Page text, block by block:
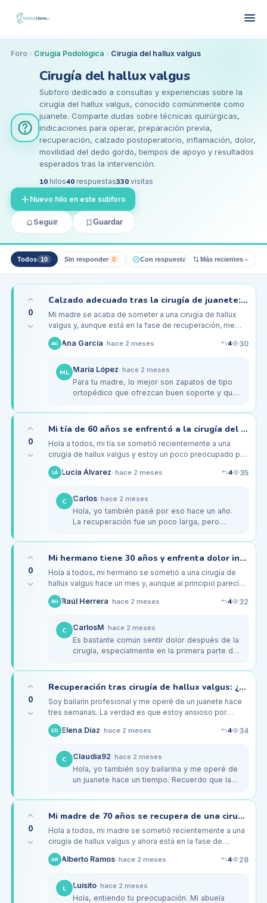
Foro Cirugía Podológica Cirugía del hallux valgus
Cirugía del hallux valgus
Subforo dedicado a consultas y experiencias sobre la
cirugía del hallux valgus, conocido comúnmente como
juanete. Comparte dudas sobre técnicas quirúrgicas,
indicaciones para operar, preparación previa,
recuperación, calzado postoperatorio, inflamación, dolor,
movilidad del dedo gordo, tiempos de apoyo y resultados
esperados tras la intervención.
10hilos40respuestas330visitas
Nuevo hilo en este subforo
Seguir Guardar
Todos 10 Sin responder 0 Con respuesta pro 0 Resueltos
Más recientes
0
Calzado adecuado tras la cirugía de juanete: ¿cuáles elegir para mi madre de 70 años?
Mi madre se acaba de someter a una cirugía de hallux
valgus y, aunque está en la fase de recuperación, me
preocupa qué tipo de calzado debe usar para no
lastimarse. Ella tiene 70…
AG Ana García· hace 2 meses 4 30
ML María López· hace 2 meses
Para tu madre, lo mejor son zapatos de tipo
ortopédico que ofrezcan buen soporte y que
Clarks o Skechers tienen…
0
Mi tía de 60 años se enfrentó a la cirugía del hallux valgus: ¿cómo es el postoperatorio?
Hola a todos, mi tía se sometió recientemente a una
cirugía de hallux valgus y estoy un poco preocupado por
su recuperación. Tiene 60 años y su médico le
recomendó la operación…
LÁ Lucía Álvarez· hace 2 meses 4 35
C Carlos· hace 2 meses
Hola, yo también pasé por eso hace un año.
La recuperación fue un poco larga, pero
caminar sin dolor. Lo importante es…
0
Mi hermano tiene 30 años y enfrenta dolor intenso tras la cirugía del juanete
Hola a todos, mi hermano se sometió a una cirugía de
hallux valgus hace un mes y, aunque al principio parecía
que todo iba bien, ahora está sufriendo un dolor intenso
en el dedo…
RH Raúl Herrera· hace 2 meses 4 32
C CarlosM· hace 2 meses
Es bastante común sentir dolor después de la
cirugía, especialmente en la primera parte de
similar y el médico le…
0
Recuperación tras cirugía de hallux valgus: ¿cuánto tiempo necesito para volver a bailar?
Soy bailarín profesional y me operé de un juanete hace
tres semanas. La verdad es que estoy ansioso por
volver a mis clases, pero he tenido algunos problemas
con la inflamación y…
ED Elena Díaz· hace 2 meses 4 34
C Claudia92· hace 2 meses
Hola, yo también soy bailarina y me operé de
un juanete hace un tiempo. Recuerdo que la
esperaba, pero con paciencia y la…
0
Mi madre de 70 años se recupera de una cirugía de juanete: consejos para la movilidad
Hola a todos, mi madre se sometió recientemente a una
cirugía de hallux valgus y ahora está en la fase de
recuperación. Tiene 70 años y, aunque la operación fue
un éxito, nos…
AR Alberto Ramos· hace 2 meses 4 28
L Luisito· hace 2 meses
Hola, entiendo tu preocupación. Mi abuela